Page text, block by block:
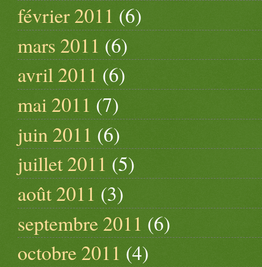
février 2011 (6)
mars 2011 (6)
avril 2011 (6)
mai 2011 (7)
juin 2011 (6)
juillet 2011 (5)
août 2011 (3)
septembre 2011 (6)
octobre 2011 (4)